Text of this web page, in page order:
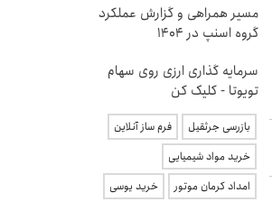
مسیر همراهی و گزارش عملکرد
گروه اسنپ در ۱۴۰۴
سرمایه گذاری ارزی روی سهام
تویوتا - کلیک کن
بازرسی جرثقیل
فرم ساز آنلاین
خرید مواد شیمیایی
امداد کرمان موتور
خرید یوسی